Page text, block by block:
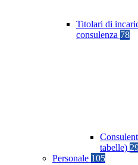
Titolari di
consulenza 78
tabelle)
Personale 105